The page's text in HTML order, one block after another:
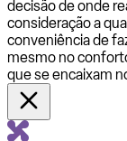
decisão de onde
consideração a
conveniência de
mesmo no
que se encaixam